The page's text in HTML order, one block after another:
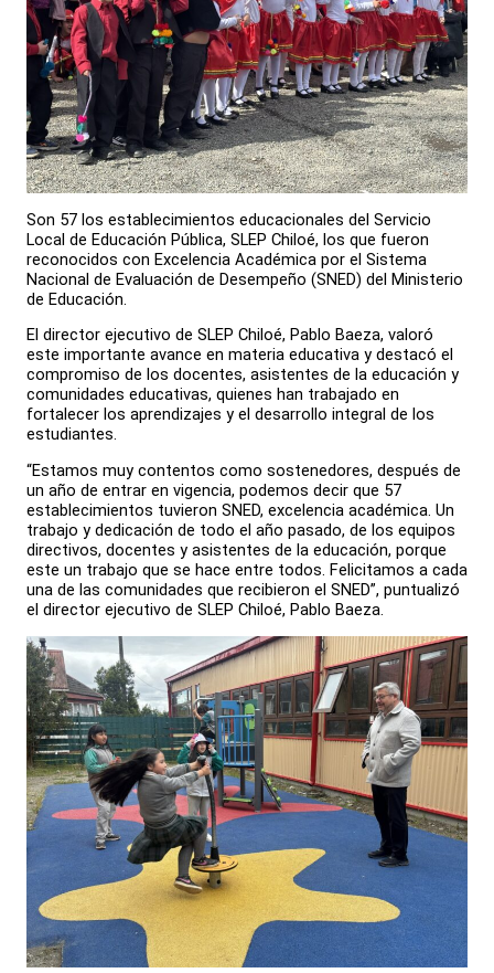
Son 57 los establecimientos educacionales del Servicio
Local de Educación Pública, SLEP Chiloé, los que fueron
reconocidos con Excelencia Académica por el Sistema
Nacional de Evaluación de Desempeño (SNED) del Ministerio
de Educación.
El director ejecutivo de SLEP Chiloé, Pablo Baeza, valoró
este importante avance en materia educativa y destacó el
compromiso de los docentes, asistentes de la educación y
comunidades educativas, quienes han trabajado en
fortalecer los aprendizajes y el desarrollo integral de los
estudiantes.
“Estamos muy contentos como sostenedores, después de
un año de entrar en vigencia, podemos decir que 57
establecimientos tuvieron SNED, excelencia académica. Un
trabajo y dedicación de todo el año pasado, de los equipos
directivos, docentes y asistentes de la educación, porque
este un trabajo que se hace entre todos. Felicitamos a cada
una de las comunidades que recibieron el SNED”, puntualizó
el director ejecutivo de SLEP Chiloé, Pablo Baeza.